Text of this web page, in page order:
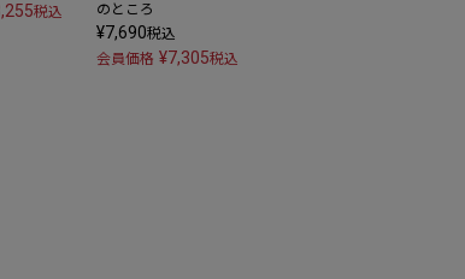
税込 のところ
¥7,690税込
会員価格 ¥7,305税込